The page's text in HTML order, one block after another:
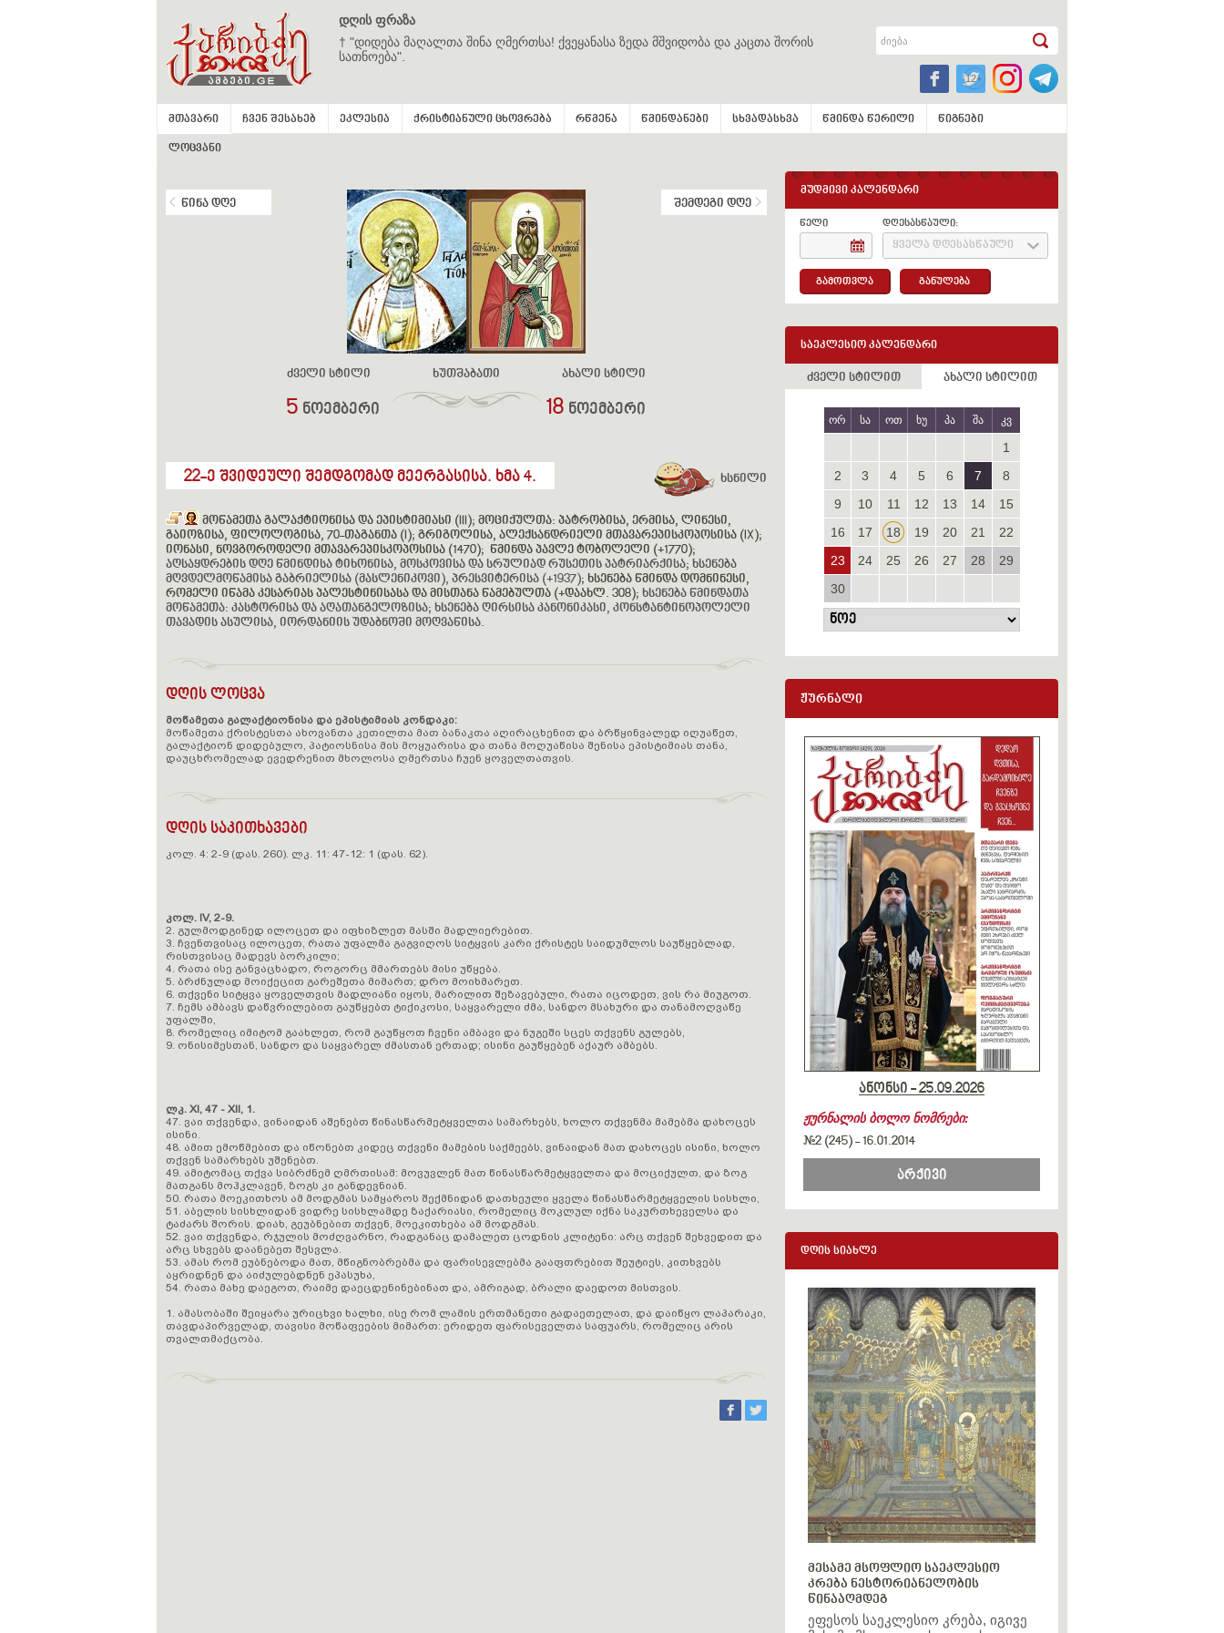
დღის ფრაზა
† "დიდება მაღალთა შინა ღმერთსა! ქვეყანასა ზედა მშვიდობა და კაცთა შორის
სათნოება".
მთავარი ჩვენ შესახებ ეკლესია ქრისტიანული ცხოვრება რწმენა წმინდანები სხვადასხვა წმინდა წერილი წიგნები
ლოცვანი
წინა დღე შემდეგი დღე
ძველი სტილი
5 ნოემბერი
ხუთშაბათი ახალი სტილი
18 ნოემბერი
22-ე შვიდეული შემდგომად მეერგასისა. ხმა 4. ხსნილი
მოწამეთა გალაქტიონისა და ეპისტიმიასი (III); მოციქულთა: პატრობისა, ერმისა, ლინესი,
გაიოზისა, ფილოლოგისა, 70-თაგანთა (I); გრიგოლისა, ალექსანდრიელი მთავარეპისკოპოსისა (IX);
იონასი, ნოვგოროდელი მთავარეპისკოპოსისა (1470); წმინდა პავლე ტობოლელი (+1770);
აღსაყდრების დღე წმინდისა ტიხონისა, მოსკოვისა და სრულიად რუსეთის პატრიარქისა; ხსენება
მღვდელმოწამისა გაბრიელისა (მასლენიკოვი), პრესვიტერისა (+1937); ხსენება წმინდა დომნინესი,
რომელი იწამა კესარიას პალესტინისასა და მისთანა წამებულთა (+დაახლ. 308); ხსენება წმინდათა
მოწამეთა: კასტორისა და აღათანგელოზისა; ხსენება ღირსისა კანონიკასი, კონსტანტინოპოლელი
თავადის ასულისა, იორდანიის უდაბნოში მოღვაწისა.
დღის ლოცვა
მოწამეთა გალაქტიონისა და ეპისტიმიას კონდაკი:
მოწამეთა ქრისტესთა ახოვანთა კეთილთა მათ ბანაკთა აღირაცხენით და ბრწყინვალედ იღუაწეთ,
გალაქტიონ დიდებულო, პატიოსნისა მის მოყუარისა და თანა მოღუაწისა შენისა ეპისტიმიას თანა,
დაუცხრომელად ევედრენით მხოლოსა ღმერთსა ჩუენ ყოველთათვის.
დღის საკითხავები
კოლ. 4: 2-9 (დას. 260). ლკ. 11: 47-12: 1 (დას. 62).
კოლ. IV, 2-9.
2. გულმოდგინედ ილოცეთ და იფხიზლეთ მასში მადლიერებით.
3. ჩვენთვისაც ილოცეთ, რათა უფალმა გაგვიღოს სიტყვის კარი ქრისტეს საიდუმლოს საუწყებლად,
რისთვისაც მადევს ბორკილი;
4. რათა ისე განვაცხადო, როგორც მმართებს მისი უწყება.
5. ბრძნულად მოიქეცით გარეშეთა მიმართ; დრო მოიხმარეთ.
6. თქვენი სიტყვა ყოველთვის მადლიანი იყოს, მარილით შეზავებული, რათა იცოდეთ, ვის რა მიუგოთ.
7. ჩემს ამბავს დაწვრილებით გაუწყებთ ტიქიკოსი, საყვარელი ძმა, სანდო მსახური და თანამოღვაწე
უფალში,
8. რომელიც იმიტომ გაახლეთ, რომ გაუწყოთ ჩვენი ამბავი და ნუგეში სცეს თქვენს გულებს,
9. ონისიმესთან, სანდო და საყვარელ ძმასთან ერთად; ისინი გაუწყებენ აქაურ ამბებს.
ლკ. XI, 47 - XII, 1.
47. ვაი თქვენდა, ვინაიდან აშენებთ წინასწარმეტყველთა სამარხებს, ხოლო თქვენმა მამებმა დახოცეს
ისინი.
48. ამით ემოწმებით და იწონებთ კიდეც თქვენი მამების საქმეებს, ვინაიდან მათ დახოცეს ისინი, ხოლო
თქვენ სამარხებს უშენებთ.
49. ამიტომაც თქვა სიბრძნემ ღმრთისამ: მოვუვლენ მათ წინასწარმეტყველთა და მოციქულთ, და ზოგ
მათგანს მოჰკლავენ, ზოგს კი განდევნიან.
50. რათა მოეკითხოს ამ მოდგმას სამყაროს შექმნიდან დათხეული ყველა წინასწარმეტყველის სისხლი,
51. აბელის სისხლიდან ვიდრე სისხლამდე ზაქარიასი, რომელიც მოკლულ იქნა საკურთხეველსა და
ტაძარს შორის. დიახ, გეუბნებით თქვენ, მოეკითხება ამ მოდგმას.
52. ვაი თქვენდა, რჯულის მოძღვარნო, რადგანაც დამალეთ ცოდნის კლიტენი: არც თქვენ შეხვედით და
არც სხვებს დაანებეთ შესვლა.
53. ამას რომ ეუბნებოდა მათ, მწიგნობრებმა და ფარისევლებმა გააფთრებით შეუტიეს, კითხვებს
აყრიდნენ და აიძულებდნენ ეპასუხა,
54. რათა მახე დაეგოთ, რაიმე დაეცდენინებინათ და, ამრიგად, ბრალი დაედოთ მისთვის.
1. ამასობაში შეიყარა ურიცხვი ხალხი, ისე რომ ლამის ერთმანეთი გადაეთელათ, და დაიწყო ლაპარაკი,
თავდაპირველად, თავისი მოწაფეების მიმართ: ერიდეთ ფარისეველთა საფუარს, რომელიც არის
თვალთმაქცობა.
მუდმივი კალენდარი
წელი დღესასწაული:
ყველა დღესასწაული
გამოთვლა განულება
საეკლესიო კალენდარი
ძველი სტილით ახალი სტილით
ორ სა ოთ ხუ პა შა კვ
1
2
3 4 5 6 7
8
9
10 11 12 13 14
15
16
17 18 19 20 21
22
23
24 25 26 27 28
29
30
ჟურნალი
ანონსი - 25.09.2026
ჟურნალის ბოლო ნომრები:
#2 (245)-16.01.2014
არქივი
დღის სიახლე
მესამე მსოფლიო საეკლესიო
კრება ნესტორიანელობის
წინააღმდეგ
ეფესოს საეკლესიო კრება, იგივე